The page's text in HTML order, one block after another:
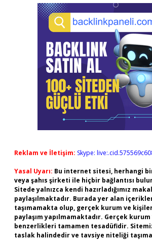
Reklam ve İletişim: Skype:
Yasal Uyarı: Bu internet sitesi, herhangi
veya şahıs şirketi ile hiçbir bağlantısı
Sitede yalnızca kendi hazırladığımız
paylaşılmaktadır. Burada yer alan
taşımamakta olup, gerçek kurum ve
paylaşım yapılmamaktadır. Gerçek
benzerlikleri tamamen tesadüfidir.
taslak halindedir ve tavsiye niteliği